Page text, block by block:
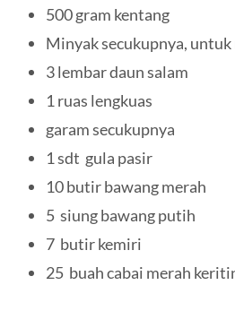
500 gram kentang
Minyak secukupnya,
3 lembar daun salam
1 ruas lengkuas
garam secukupnya
1 sdt gula pasir
10 butir bawang merah
5 siung bawang putih
7 butir kemiri
25 buah cabai merah